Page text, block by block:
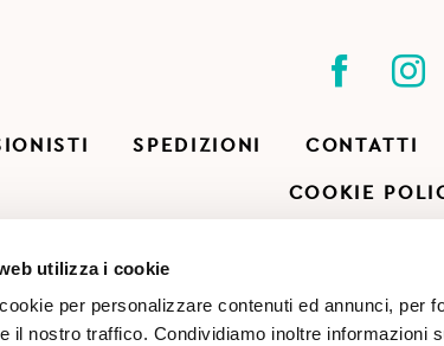
utilizza i cookie
per personalizzare contenuti ed annunci, per
il nostro traffico. Condividiamo inoltre informazioni
SPEDIZIONI CONTATTI
COOKIE